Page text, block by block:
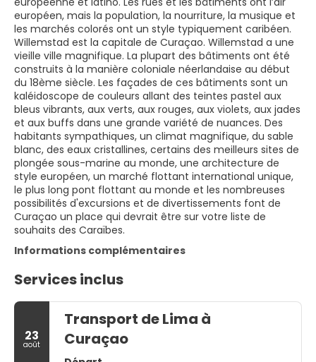
européen, mais la population, la nourriture, la musique et
les marchés colorés ont un style typiquement caribéen.
Willemstad est la capitale de Curaçao. Willemstad a une
vieille ville magnifique. La plupart des bâtiments ont été
construits à la manière coloniale néerlandaise au début
du 18ème siècle. Les façades de ces bâtiments sont un
kaléidoscope de couleurs allant des teintes pastel aux
bleus vibrants, aux verts, aux rouges, aux violets, aux jades
et aux buffs dans une grande variété de nuances. Des
habitants sympathiques, un climat magnifique, du sable
blanc, des eaux cristallines, certains des meilleurs sites de
plongée sous-marine au monde, une architecture de
style européen, un marché flottant international unique,
le plus long pont flottant au monde et les nombreuses
possibilités d'excursions et de divertissements font de
Curaçao un place qui devrait être sur votre liste de
souhaits des Caraïbes.
Informations complémentaires
Services inclus
23
août
Transport de Lima à
Curaçao